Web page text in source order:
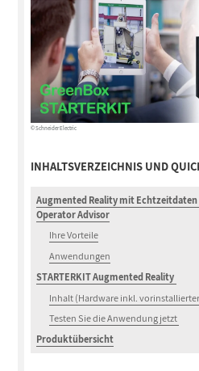
© Schneider Electric
INHALTSVERZEICHNIS UND
Augmented Reality mit
Operator Advisor
Ihre Vorteile
Anwendungen
STARTERKIT Augmented Reality
Inhalt (Hardware inkl.
Testen Sie die Anwendung jetzt
Produktübersicht